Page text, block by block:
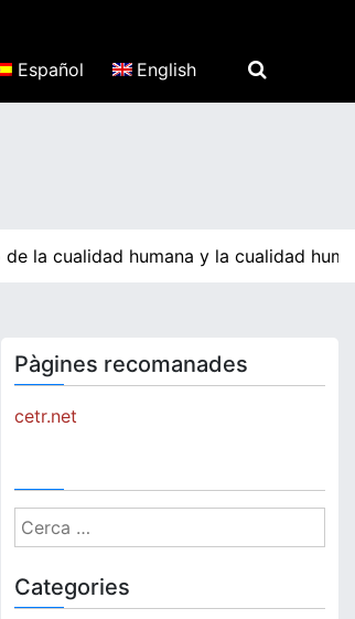
Español English
la cualidad humana y la cualidad
Pàgines recomanades
cetr.net
Cerca:
Categories